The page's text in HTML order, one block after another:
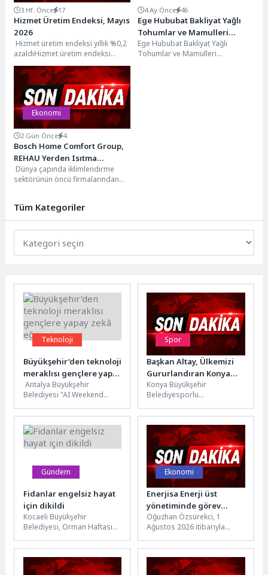
3 Hf. Önce 17
Hizmet Üretim Endeksi, Mayıs
2026
Hizmet üretim endeksi yıllık %0,2
azaldıHizmet üretim endeksi
(2021=100) 2026 yılı Mayıs ayında
bir önceki...
4 Ay Önce 46
Ege Hububat Bakliyat Yağlı
Tohumlar ve Mamulleri
İhracatçıları Birliği’nde
Muhammet Öztürk Güven
Ege Hububat Bakliyat Yağlı
Tohumlar ve Mamulleri
Ekonomi
2 Gün Önce 4
Bosch Home Comfort Group,
REHAU Yerden Isıtma
Sistemleri’nin Türkiye’deki
tek yetkili distribütörü oldu
Dünya çapında iklimlendirme
sektörünün öncü firmalarından
REHAU...
Tüm Kategoriler
Teknoloji
Büyükşehir’den teknoloji
meraklısı gençlere yapay
zekâ eğitimi
Antalya Büyükşehir
Belediyesi "AI Weekend
gençleri yapay zekayla
buluşturdu. HUB Antalya
Girişimcilik...
Spor
Başkan Altay, Ülkemizi
Gururlandıran Konya
Büyükşehir
Belediyesporlu
Tekvandocuları Tebrik
Konya Büyükşehir
Belediyesporlu
Nürnberg şehrinde
düzenlenen 11. WT
Başkanlık Kupası’nda elde
ettikleri derecelerle...
Gündem
Fidanlar engelsiz hayat
için dikildi
Kocaeli Büyükşehir
Belediyesi, Orman Haftası
gereksinimli bireyleri
doğayla buluşturan bir
etkinlik gerçekleştirdi. Bu...
Ekonomi
Enerjisa Enerji üst
yönetiminde görev
değişimi
Oğuzhan Özsürekci, 1
Ağustos 2026 itibarıyla
görevini üstlenirken, Dağıtım
Şirketleri Genel Müdürlüğü...